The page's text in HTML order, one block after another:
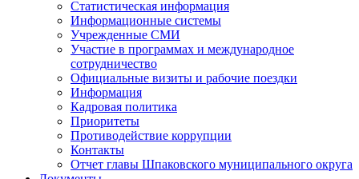
Статистическая информация
Информационные системы
Учрежденные СМИ
Участие в программах и международное
сотрудничество
Официальные визиты и рабочие поездки
Информация
Кадровая политика
Приоритеты
Противодействие коррупции
Контакты
Отчет главы Шпаковского муниципального округа